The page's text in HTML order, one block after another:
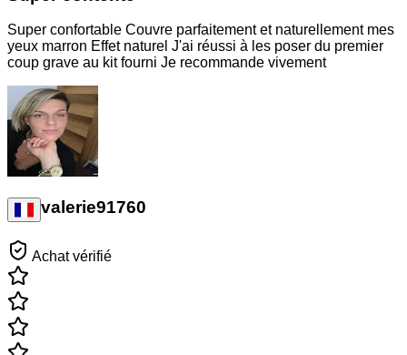
Super confortable Couvre parfaitement et naturellement mes
yeux marron Effet naturel J'ai réussi à les poser du premier
coup grave au kit fourni Je recommande vivement
valerie91760
Achat vérifié